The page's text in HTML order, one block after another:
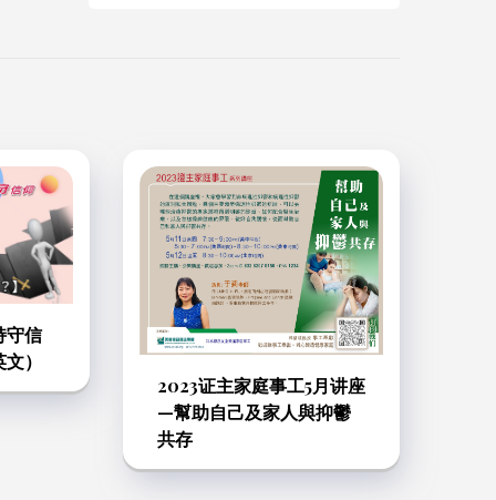
守信
）
2023证主家庭事工5月讲座
—幫助自己及家人與抑鬱
共存